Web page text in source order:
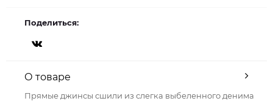
Поделиться:
О товаре
Прямые джинсы сшили из слегка выбеленного денима